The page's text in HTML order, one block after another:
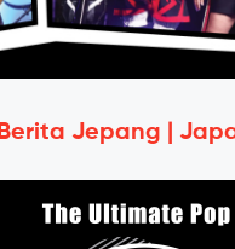
Berita Jepang |